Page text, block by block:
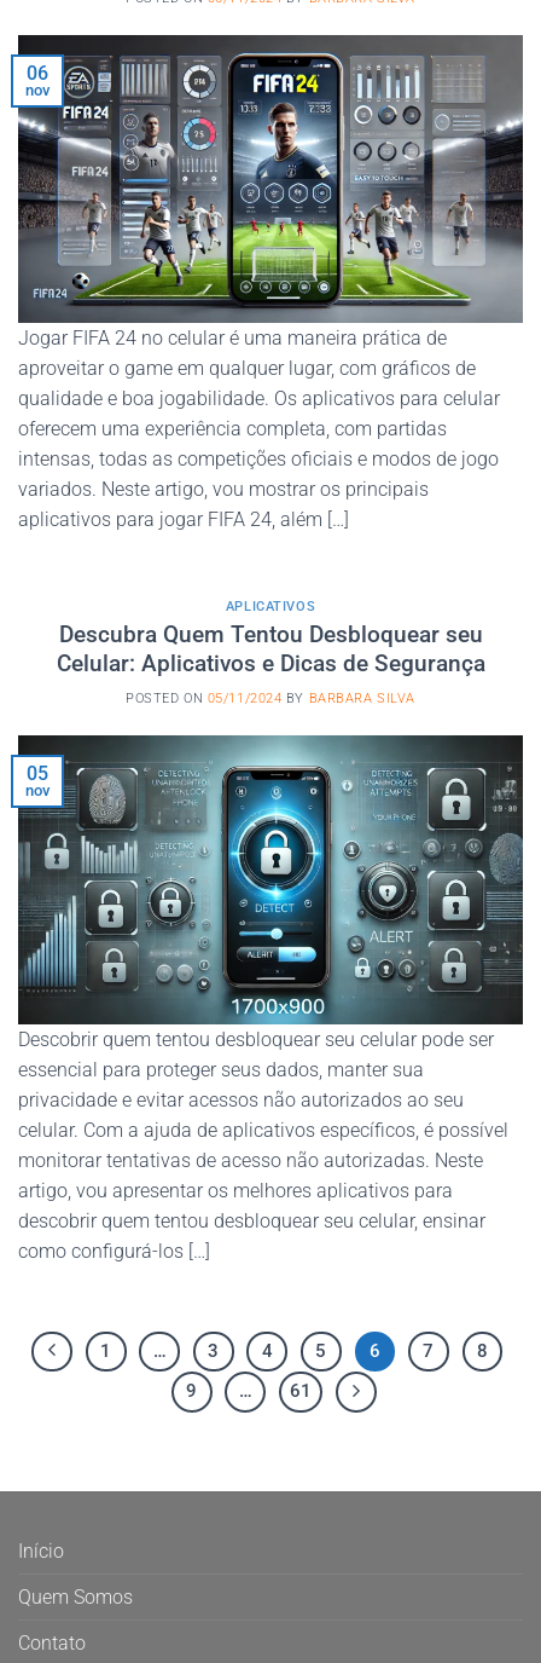
06
nov
Jogar FIFA 24 no celular é uma maneira prática de
aproveitar o game em qualquer lugar, com gráficos de
qualidade e boa jogabilidade. Os aplicativos para celular
oferecem uma experiência completa, com partidas
intensas, todas as competições oficiais e modos de jogo
variados. Neste artigo, vou mostrar os principais
aplicativos para jogar FIFA 24, além […]
APLICATIVOS
Descubra Quem Tentou Desbloquear seu
Celular: Aplicativos e Dicas de Segurança
POSTED ON 05/11/2024 BY BARBARA SILVA
05
nov
Descobrir quem tentou desbloquear seu celular pode ser
essencial para proteger seus dados, manter sua
privacidade e evitar acessos não autorizados ao seu
celular. Com a ajuda de aplicativos específicos, é possível
monitorar tentativas de acesso não autorizadas. Neste
artigo, vou apresentar os melhores aplicativos para
descobrir quem tentou desbloquear seu celular, ensinar
como configurá-los […]
1 … 3 4 5 6 7
8
9
… 61
Início
Quem Somos
Contato